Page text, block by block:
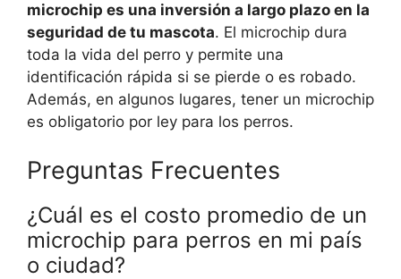
microchip es una inversión a largo plazo en la
seguridad de tu mascota. El microchip dura
toda la vida del perro y permite una
identificación rápida si se pierde o es robado.
Además, en algunos lugares, tener un microchip
es obligatorio por ley para los perros.
Preguntas Frecuentes
¿Cuál es el costo promedio de un
microchip para perros en mi país
o ciudad?